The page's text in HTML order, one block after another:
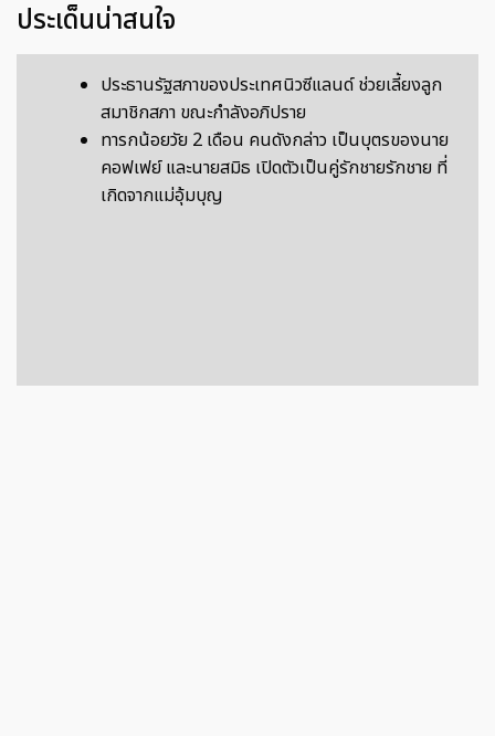
ประเด็นน่าสนใจ
ประธานรัฐสภาของประเทศนิวซีแลนด์ ช่วยเลี้ยงลูก
สมาชิกสภา ขณะกำลังอภิปราย
ทารกน้อยวัย 2 เดือน คนดังกล่าว เป็นบุตรของนาย
คอฟเฟย์ และนายสมิธ เปิดตัวเป็นคู่รักชายรักชาย ที่
เกิดจากแม่อุ้มบุญ